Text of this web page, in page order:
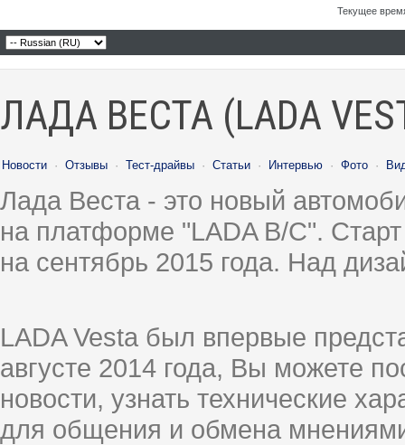
Текущее
ЛАДА ВЕСТА (LADA
Новости · Отзывы · Тест-драйвы · Статьи · Интервью · Фото ·
Лада Веста - это новый
на платформе "LADA B/C".
на сентябрь 2015 года. Над
LADA Vesta был впервые
августе 2014 года, Вы можете
новости, узнать технические
для общения и обмена